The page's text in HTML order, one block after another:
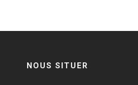
NOUS SITUER